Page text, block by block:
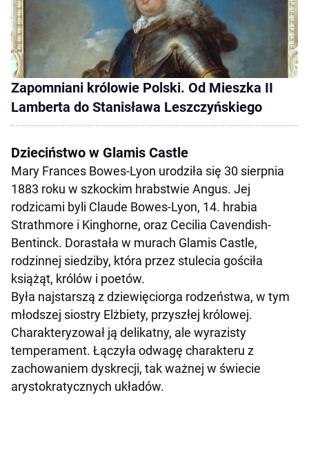
Zapomniani królowie Polski. Od Mieszka II
Lamberta do Stanisława Leszczyńskiego
Dzieciństwo w Glamis Castle
Mary Frances Bowes-Lyon urodziła się 30 sierpnia
1883 roku w szkockim hrabstwie Angus. Jej
rodzicami byli Claude Bowes-Lyon, 14. hrabia
Strathmore i Kinghorne, oraz Cecilia Cavendish-
Bentinck. Dorastała w murach Glamis Castle,
rodzinnej siedziby, która przez stulecia gościła
książąt, królów i poetów.
Była najstarszą z dziewięciorga rodzeństwa, w tym
młodszej siostry Elżbiety, przyszłej królowej.
Charakteryzował ją delikatny, ale wyrazisty
temperament. Łączyła odwagę charakteru z
zachowaniem dyskrecji, tak ważnej w świecie
arystokratycznych układów.